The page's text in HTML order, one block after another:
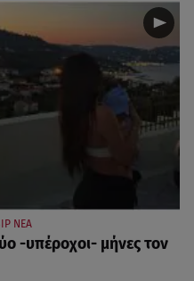
ΝΕΑ
-υπέροχοι- μήνες τον